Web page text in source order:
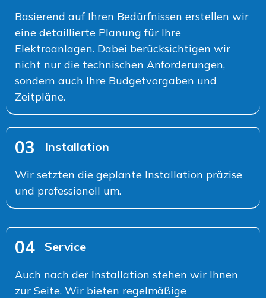
Basierend auf Ihren Bedürfnissen erstellen wir
eine detaillierte Planung für Ihre
Elektroanlagen. Dabei berücksichtigen wir
nicht nur die technischen Anforderungen,
sondern auch Ihre Budgetvorgaben und
Zeitpläne.
03 Installation
Wir setzten die geplante Installation präzise
und professionell um.
04 Service
Auch nach der Installation stehen wir Ihnen
zur Seite. Wir bieten regelmäßige